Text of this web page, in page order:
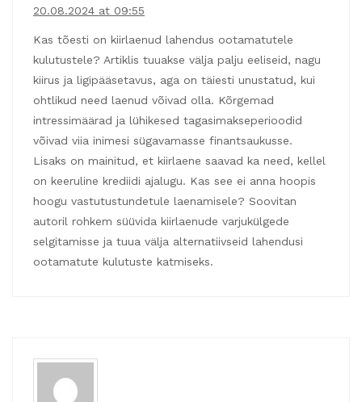
20.08.2024 at 09:55
Kas tõesti on kiirlaenud lahendus ootamatutele
kulutustele? Artiklis tuuakse välja palju eeliseid, nagu
kiirus ja ligipääsetavus, aga on täiesti unustatud, kui
ohtlikud need laenud võivad olla. Kõrgemad
intressimäärad ja lühikesed tagasimakseperioodid
võivad viia inimesi sügavamasse finantsaukusse.
Lisaks on mainitud, et kiirlaene saavad ka need, kellel
on keeruline krediidi ajalugu. Kas see ei anna hoopis
hoogu vastutustundetule laenamisele? Soovitan
autoril rohkem süüvida kiirlaenude varjukülgede
selgitamisse ja tuua välja alternatiivseid lahendusi
ootamatute kulutuste katmiseks.